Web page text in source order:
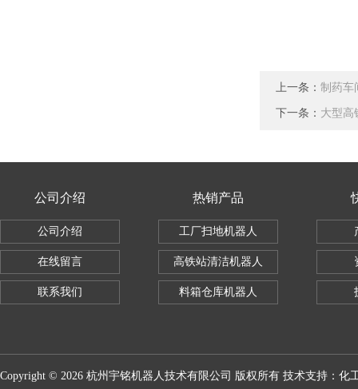
上一条： 制药车
下一条： 大型高
公司介绍
公司介绍
在线留言
联系我们
热销产品
工厂扫地机器人
高铁站清洁机器人
料箱仓库机器人
Copyright © 2026 杭州宇铭机器人技术有限公司 版权所有 技术支持： 化